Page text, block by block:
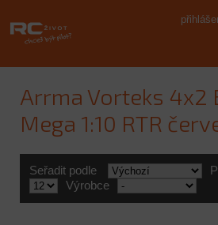
Arrma Vorteks 4x2
Mega 1:10 RTR
Seřadit podle
Výrobce